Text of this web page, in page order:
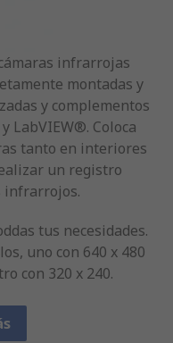
infrarrojas
montadas y
y complementos
LabVIEW®. Coloca
tanto en interiores
un registro
infrarrojos.
tus necesidades.
uno con 640 x 480
con 320 x 240.